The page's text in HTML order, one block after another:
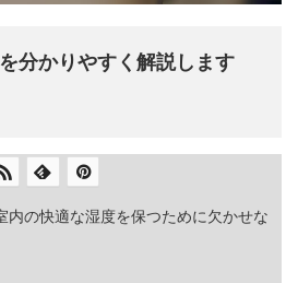
分かりやすく解説します
内の快適な湿度を保つために欠かせな